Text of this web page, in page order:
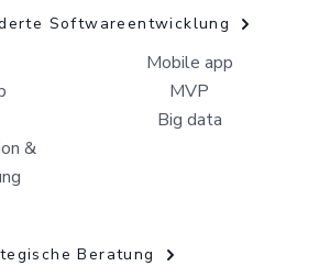
Softwareentwicklung
Mobile app
MVP
Big data
&
Beratung